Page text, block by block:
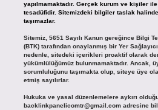
yapılmamaktadır. Gerçek kurum ve kişiler
tesadüfidir. Sitemizdeki bilgiler taslak
taşımazlar.
Sitemiz, 5651 Sayılı Kanun gereğince Bilgi
(BTK) tarafından onaylanmış bir Yer
nedenle, sitedeki içerikleri proaktif olarak
yükümlülüğümüz bulunmamaktadır. Ancak,
sorumluluğunu taşımakta olup, siteye üye
etmiş sayılırlar.
Hukuka ve yasal düzenlemelere aykırı
backlinkpanelicomtr@gmail.comadresine